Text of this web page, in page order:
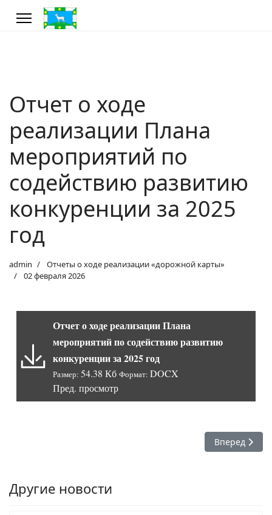
Отчет о ходе
реализации Плана
мероприятий по
содействию развитию
конкуренции за 2025
год
admin
Отчеты о ходе реализации «дорожной карты»
02 февраля 2026
Отчет о ходе реализации Плана
мероприятий по содействию развитию
конкуренции за 2025 год
Размер: 54.38 Кб Формат: DOCX
Пред. просмотр
Следующий:
Вперед
Другие новости